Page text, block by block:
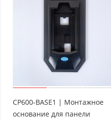
CP600-BASE1 | Монтажное
основание для панели